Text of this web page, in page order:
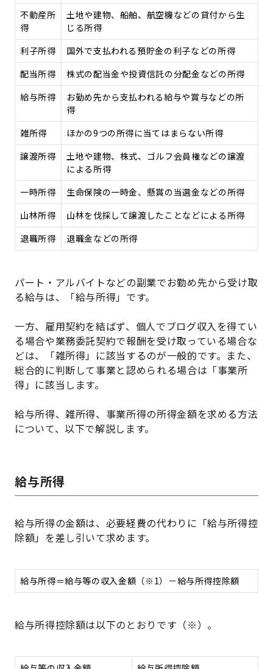
不動産所
得
土地や建物、船舶、航空機などの貸付から生
じる所得
利子所得
国外で支払われる預貯金の利子などの所得
配当所得
株式の配当金や投資信託の分配金などの所得
給与所得
お勤め先から支払われる給与や賞与などの所
得
雑所得
ほかの9つの所得に当てはまらない所得
譲渡所得
土地や建物、株式、ゴルフ会員権などの譲渡
による所得
一時所得
生命保険の一時金、懸賞の当選金などの所得
山林所得
山林を伐採して譲渡したことなどによる所得
退職所得
退職金などの所得
パート・アルバイトなどの副業でお勤め先から受け取
る給与は、「給与所得」です。
一方、雇用契約を結ばず、個人でブログ収入を得てい
る場合や業務委託契約で報酬を受け取っている場合な
どは、「雑所得」に該当するのが一般的です。また、
総合的に判断して事業と認められる場合は「事業所
得」に該当します。
給与所得、雑所得、事業所得の所得金額を求める方法
について、以下で解説します。
給与所得
給与所得の金額は、必要経費の代わりに「給与所得控
除額」を差し引いて求めます。
給与所得＝給与等の収入金額（※1）－給与所得控除額
給与所得控除額は以下のとおりです（※）。